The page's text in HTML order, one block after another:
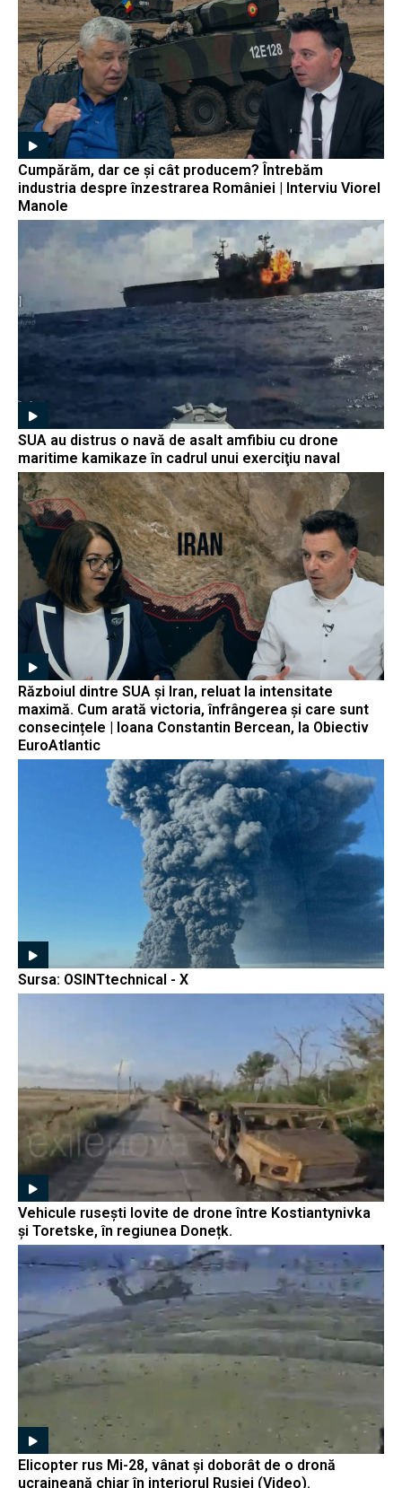
Cumpărăm, dar ce și cât producem? Întrebăm
industria despre înzestrarea României | Interviu Viorel
Manole
SUA au distrus o navă de asalt amfibiu cu drone
maritime kamikaze în cadrul unui exerciţiu naval
Războiul dintre SUA și Iran, reluat la intensitate
maximă. Cum arată victoria, înfrângerea și care sunt
consecințele | Ioana Constantin Bercean, la Obiectiv
EuroAtlantic
Sursa: OSINTtechnical - X
Vehicule rusești lovite de drone între Kostiantynivka
și Toretske, în regiunea Donețk.
Elicopter rus Mi-28, vânat și doborât de o dronă
ucraineană chiar în interiorul Rusiei (Video).